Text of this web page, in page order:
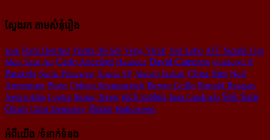
ស្វែងរក តាមសំនុំរឿង
soie Rafa Benitez Puerta del Sol Yeng Virak José Lobo AFF Suzuki Cup
Men Sam An Carlo Ancelotti Hauteur David Cameron windows 8
Paracels Surin Pitsuwan Xperia SP Ahmed Jaabari Chea Sim Neil
Armstrong Porto Chhorn Sovannareach Beppe Grillo Ronald Reagan
Jessica Alba Logica Stung Treng pich sophea Juan Cuadrado Sok Sam
Oeun Clint Dempsey Homo Halloween
អំពីយើង /ទំនាក់ទំនង